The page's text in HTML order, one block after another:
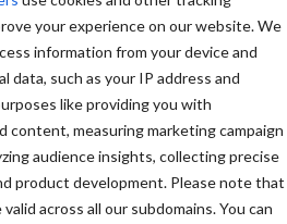
your experience on our website. We
information from your device and
data, such as your IP address and
like providing you with
content, measuring marketing campaign
audience insights, collecting precise
product development. Please note that
across all our subdomains. You can
aaltjes (trichodoriden).